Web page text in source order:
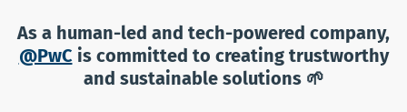
As a human-led and tech-powered company,
@PwCis committed to creating trustworthy
and sustainable solutions 🌱